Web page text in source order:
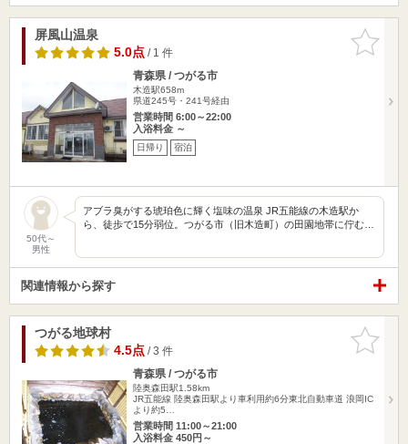
お気に入
りに追加
屏風山温泉
5.0点/ 1 件
青森県 / つがる市
木造駅658m
県道245号・241号経由
営業時間 6:00～22:00
入浴料金 ～
日帰り 宿泊
50代～
男性
アブラ臭がする琥珀色に輝く塩味の温泉 JR五能線の木造駅か
ら、徒歩で15分弱位。つがる市（旧木造町）の田園地帯に佇む…
関連情報から探す
お気に入
りに追加
つがる地球村
4.5点/ 3 件
青森県 / つがる市
陸奥森田駅1.58km
JR五能線 陸奥森田駅より車利用約6分東北自動車道 浪岡IC
より約5…
営業時間 11:00～21:00
入浴料金 450円～